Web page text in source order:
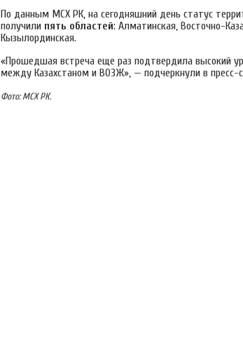
По данным МСХ РК, на сегодняшний день статус
получили пять областей: Алматинская, Восточно-
Кызылординская.
«Прошедшая встреча еще раз подтвердила высокий
между Казахстаном и ВОЗЖ», — подчеркнули в
Фото: МСХ РК.